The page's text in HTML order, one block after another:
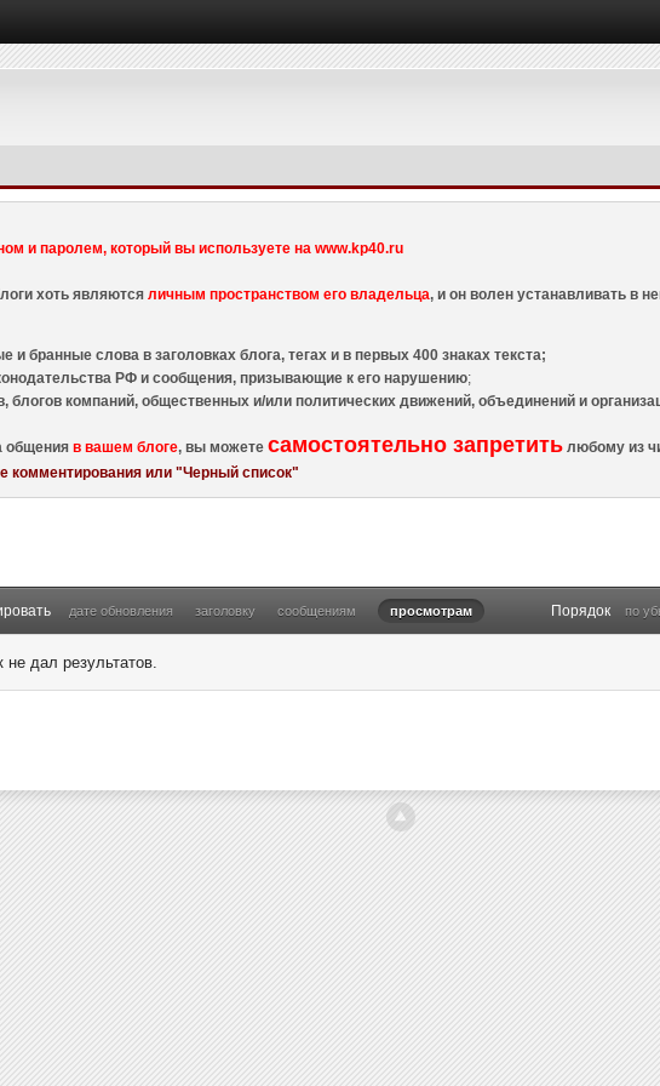
и паролем, который вы используете на www.kp40.ru
хоть являютсяличным пространством его владельца, и он волен устанавливать в
и бранные слова в заголовках блога, тегах и в первых 400 знаках текста;
РФ и сообщения, призывающие к его нарушению;
блогов компаний, общественных и/или политических движений, объединений и
общенияв вашем блоге, вы можетесамостоятельно запретить любому из
комментирования или "Черный список"
дате обновления заголовку сообщениям просмотрам Порядок по
не дал результатов.